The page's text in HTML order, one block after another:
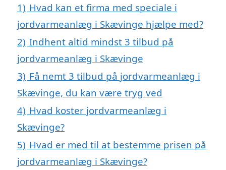
1) Hvad kan et firma med speciale i
jordvarmeanlæg i Skævinge hjælpe med?
2) Indhent altid mindst 3 tilbud på
jordvarmeanlæg i Skævinge
3) Få nemt 3 tilbud på jordvarmeanlæg i
Skævinge, du kan være tryg ved
4) Hvad koster jordvarmeanlæg i
Skævinge?
5) Hvad er med til at bestemme prisen på
jordvarmeanlæg i Skævinge?